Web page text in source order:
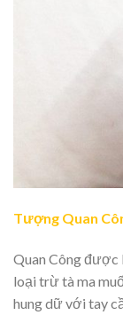
Tượng Quan
Quan Công được
loại trừ tà ma
hung dữ với tay